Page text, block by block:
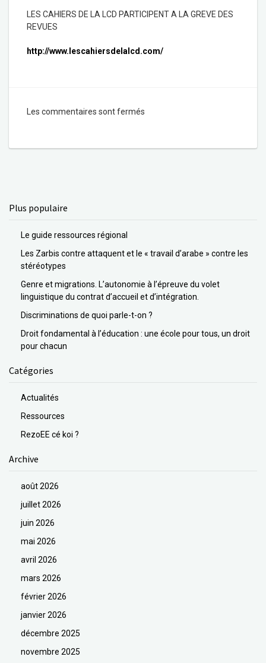
LES CAHIERS DE LA LCD PARTICIPENT A LA GREVE DES
REVUES
http://www.lescahiersdelalcd.com/
Les commentaires sont fermés
Plus populaire
Le guide ressources régional
Les Zarbis contre attaquent et le « travail d’arabe » contre les
stéréotypes
Genre et migrations. L’autonomie à l’épreuve du volet
linguistique du contrat d’accueil et d’intégration.
Discriminations de quoi parle-t-on ?
Droit fondamental à l’éducation : une école pour tous, un droit
pour chacun
Catégories
Actualités
Ressources
RezoEE cé koi ?
Archive
août 2026
juillet 2026
juin 2026
mai 2026
avril 2026
mars 2026
février 2026
janvier 2026
décembre 2025
novembre 2025